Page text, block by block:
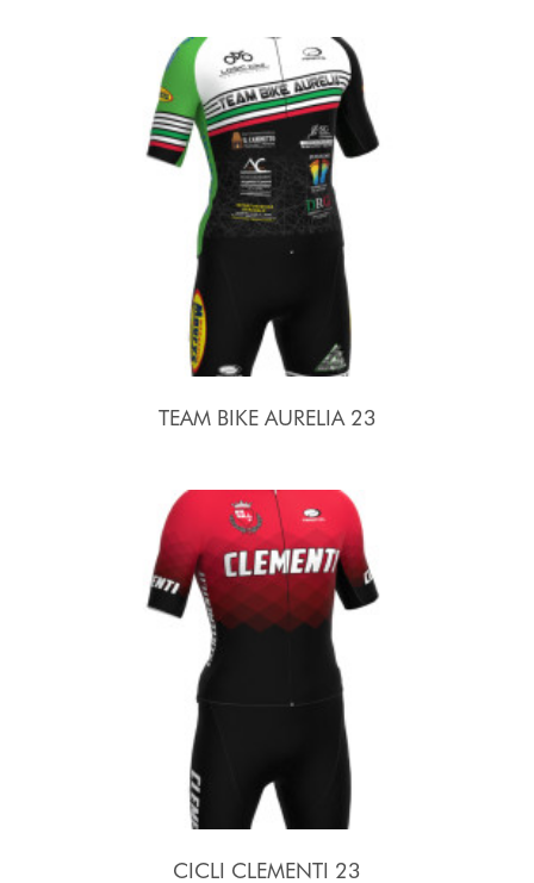
TEAM BIKE AURELIA 23
CICLI CLEMENTI 23